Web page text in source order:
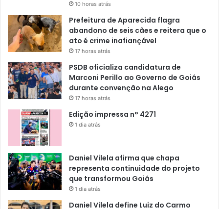
10 horas atrás
Prefeitura de Aparecida flagra
abandono de seis cães e reitera que o
ato é crime inafiançável
17 horas atrás
PSDB oficializa candidatura de
Marconi Perillo ao Governo de Goiás
durante convenção na Alego
17 horas atrás
Edição impressa n° 4271
1 dia atrás
Daniel Vilela afirma que chapa
representa continuidade do projeto
que transformou Goiás
1 dia atrás
Daniel Vilela define Luiz do Carmo